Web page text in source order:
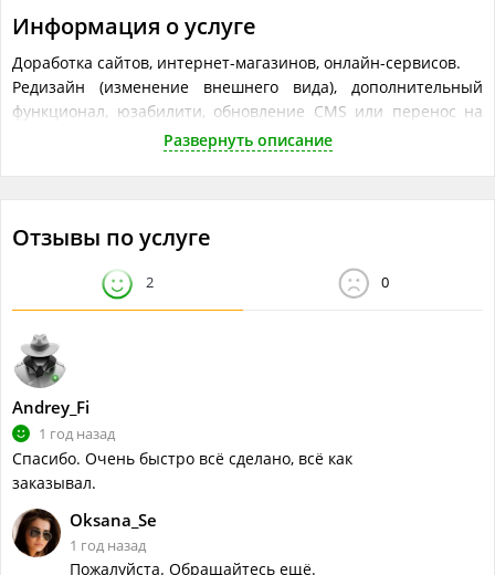
Информация о услуге
Доработка сайтов, интернет-магазинов, онлайн-сервисов.
Редизайн (изменение внешнего вида), дополнительный
функционал, юзабилити, обновление CMS или перенос на
новый движок и многое другое по вашему ТЗ.
Цена и сроки обсуждаются индивидуально, после
ознакомления с вашим сайтом и изучения подробного ТЗ.
Что понадобится исполнителю
Объём работ в одной услуге
Обсуждается индивидуально
Развернуть описание
Отзывы по услуге
2 0
Andrey_Fi
1 год назад
Спасибо. Очень быстро всё сделано, всё как
заказывал.
Oksana_Se
1 год назад
Пожалуйста. Обращайтесь ещё.